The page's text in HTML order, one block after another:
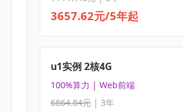
3657.62元/5年起
u1实例 2核4G
100%算力 | Web前端
6864.84元| 3年